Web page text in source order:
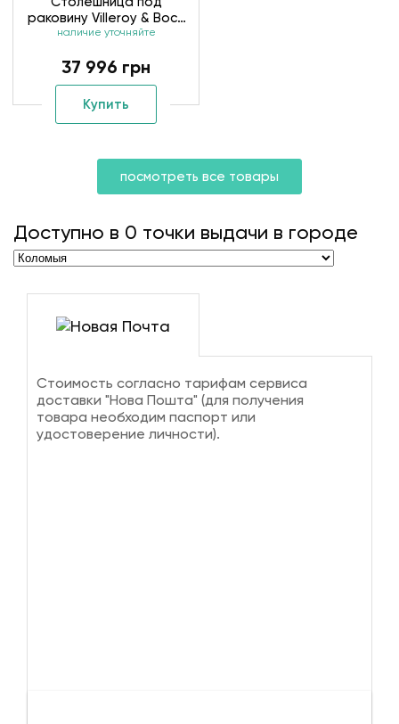
раковину Villeroy & Boch
Memento A265 05 XX
наличие уточняйте
37 996 грн
Купить
посмотреть все товары
Доступно в 0 точки выдачи в городе
Стоимость согласно тарифам сервиса
доставки "Нова Пошта" (для получения
товара необходим паспорт или
удостоверение личности).